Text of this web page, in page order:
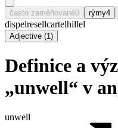
často zaměňované0 rýmy4
dispelresellcartelhillel
Adjective (1)
Definice a
„unwell“ v
unwell